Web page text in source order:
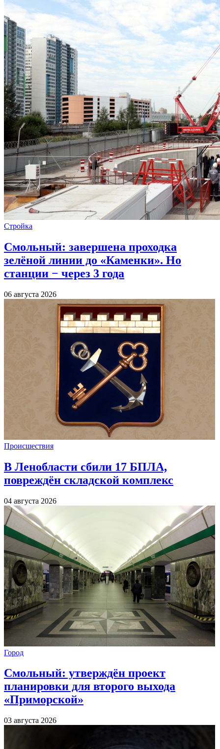
Стройка
Смольный: завершена проходка
зелёной линии до «Каменки». Но
станции − через 3 года
06 августа 2026
Происшествия
В Ленобласти сбили 17 БПЛА,
повреждён складской комплекс
04 августа 2026
Город
Смольный: утверждён проект
планировки для второго выхода
«Приморской»
03 августа 2026